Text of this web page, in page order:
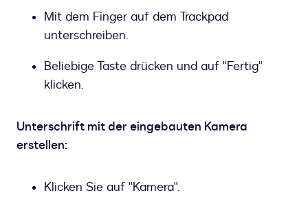
Mit dem Finger auf dem Trackpad
unterschreiben.
Beliebige Taste drücken und auf "Fertig"
klicken.
Unterschrift mit der eingebauten Kamera
erstellen:
Klicken Sie auf "Kamera".